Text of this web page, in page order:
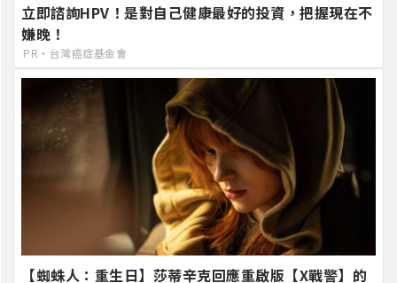
立即諮詢HPV！是對自己健康最好的投資，把握現在不
嫌晚！
PR・台灣癌症基金會
【蜘蛛人：重生日】莎蒂辛克回應重啟版【X戰警】的